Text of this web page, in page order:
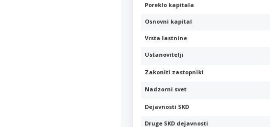
Poreklo kapitala
Osnovni kapital
Vrsta lastnine
Ustanovitelji
Zakoniti zastopniki
Nadzorni svet
Dejavnosti SKD
Druge SKD dejavnosti